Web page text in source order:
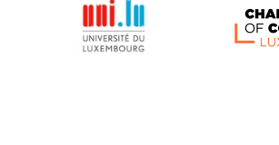
Lucas Papademos
Máire Geoghegan-Quinn